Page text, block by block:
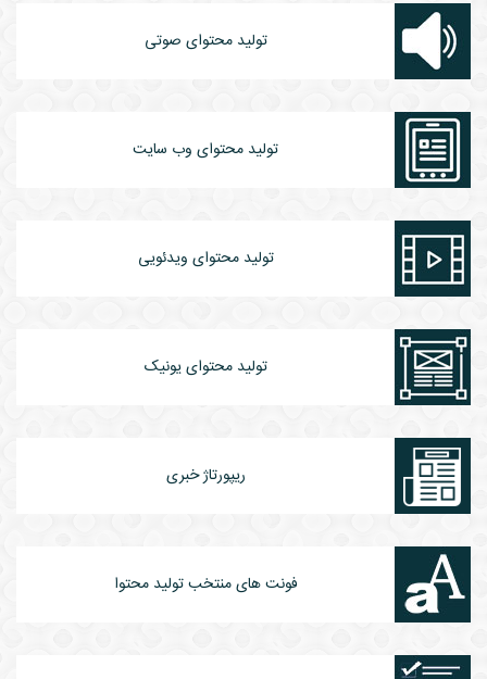
تولید محتوای صوتی
تولید محتوای وب سایت
تولید محتوای ویدئویی
تولید محتوای یونیک
ریپورتاژ خبری
فونت های منتخب تولید محتوا